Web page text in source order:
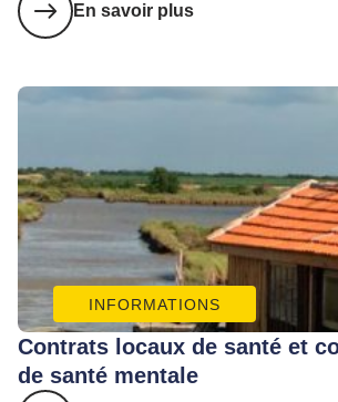
En savoir plus
INFORMATIONS
Contrats locaux de santé et
de santé mentale